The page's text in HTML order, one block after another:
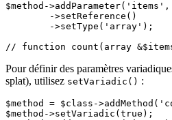
$method-
Pour définir des paramètres
splat), utilisez setVariadic() :
$method = $class-
$method->setVariadic(true);